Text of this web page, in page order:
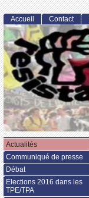
Accueil Contact
Actualités
Communiqué de presse
Débat
Elections 2016 dans les
TPE/TPA